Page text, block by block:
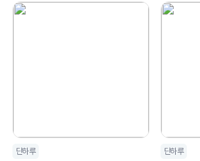
단하루 단하루